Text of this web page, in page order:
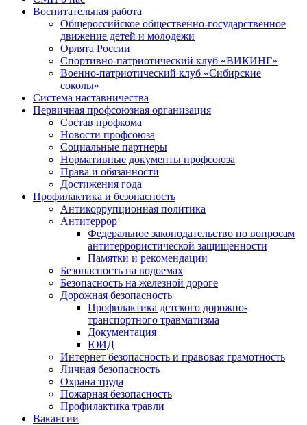
Воспитательная работа
Общероссийское общественно-государственное
движение детей и молодежи
Орлята России
Спортивно-патриотический клуб «ВИКИНГ»
Военно-патриотический клуб «Сибирские
соколы»
Система наставничества
Первичная профсоюзная организация
Состав профкома
Новости профсоюза
Социальные партнеры
Нормативные документы профсоюза
Права и обязанности
Достижения года
Профилактика и безопасность
Антикоррупционная политика
Антитеррор
Федеральное законодательство по вопросам
антитеррористической защищенности
Памятки и рекомендации
Безопасность на водоемах
Безопасность на железной дороге
Дорожная безопасность
Профилактика детского дорожно-
транспортного травматизма
Документация
ЮИД
Интернет безопасность и правовая грамотность
Личная безопасность
Охрана труда
Пожарная безопасность
Профилактика травли
Вакансии